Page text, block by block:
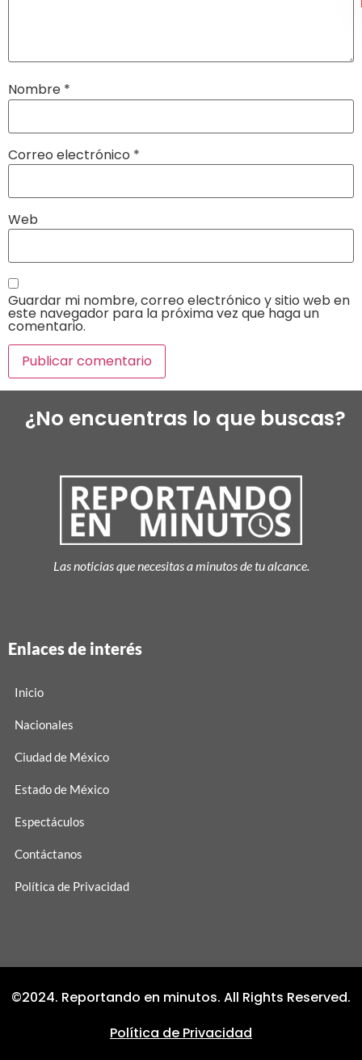
Nombre *
Correo electrónico *
Web
Guardar mi nombre, correo electrónico y sitio web en
este navegador para la próxima vez que haga un
comentario.
¿No encuentras lo que buscas?
Las noticias que necesitas a minutos de tu alcance.
Enlaces de interés
Inicio
Nacionales
Ciudad de México
Estado de México
Espectáculos
Contáctanos
Política de Privacidad
©2024. Reportando en minutos. All Rights Reserved.
Política de Privacidad